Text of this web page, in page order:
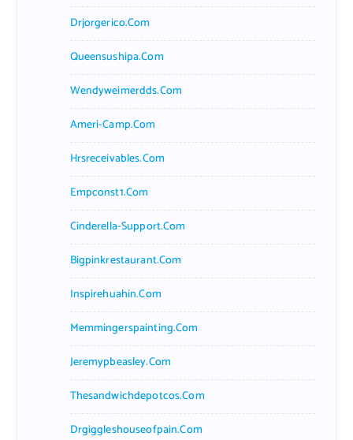
Drjorgerico.com
Queensushipa.com
Wendyweimerdds.com
Ameri-Camp.com
Hrsreceivables.com
Empconst1.com
Cinderella-Support.com
Bigpinkrestaurant.com
Inspirehuahin.com
Memmingerspainting.com
Jeremypbeasley.com
Thesandwichdepotcos.com
Drgiggleshouseofpain.com